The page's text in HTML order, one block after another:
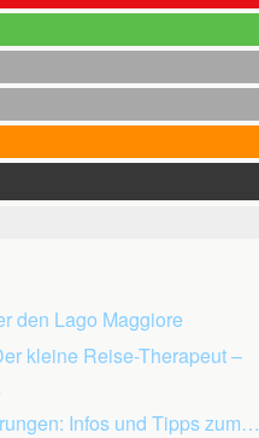
den Lago Maggiore
kleine Reise-Therapeut –
Infos und Tipps zum…